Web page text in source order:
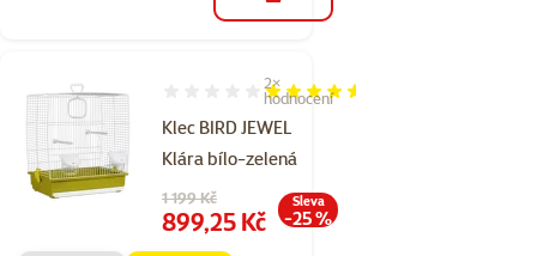
do košíku
Klec BIRD JEWEL
Klára bílo-zelená
Hodnocení 90%, počet hodnocení: 2
2×
hodnocení
Původní cena
1 199 Kč
Cena
899,25 Kč
Sleva
-25 %